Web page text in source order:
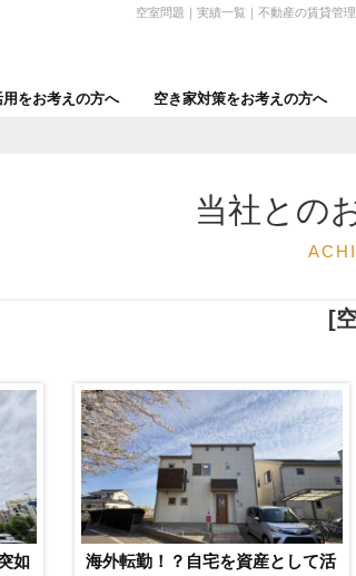
空室問題｜実績一覧｜不動産の賃貸管
をお考えの方へ 空き家対策をお考えの方へ
当社との
[
如
海外転勤！？自宅を資産として活